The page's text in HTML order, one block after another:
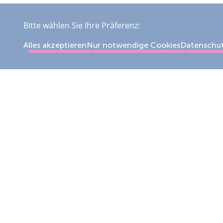
Bitte wählen Sie Ihre Präferenz:
Alles akzeptierenNur notwendige Cookies